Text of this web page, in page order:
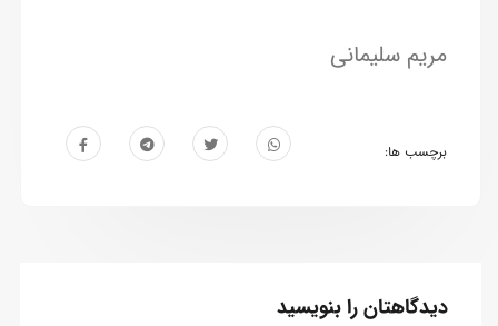
مریم سلیمانی
برچسب ها:
دیدگاهتان را بنویسید